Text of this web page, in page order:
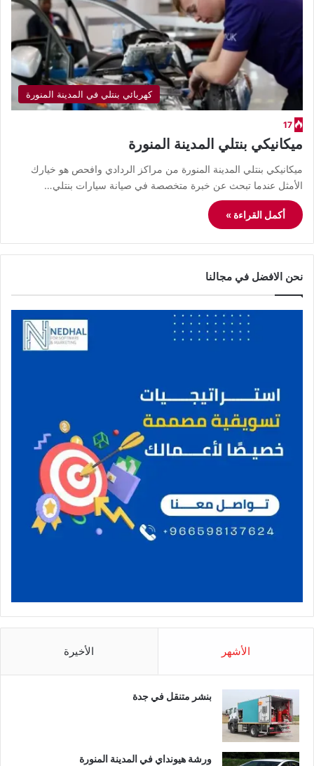
كهربائي بنتلي في المدينة المنورة
17
ميكانيكي بنتلي المدينة المنورة
ميكانيكي بنتلي المدينة المنورة من مراكز الردادي وافحص هو خيارك
الأمثل عندما تبحث عن خبرة متخصصة في صيانة سيارات بنتلي…
أكمل القراءة »
نحن الافضل في مجالنا
الأشهر الأخيرة
بنشر متنقل في جدة
ورشة هيونداي في المدينة المنورة